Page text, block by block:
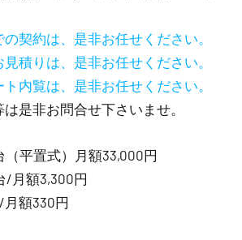
契約は、是非お任せください。
積りは、是非お任せください。
内覧は、是非お任せください。
是非お問合せ下さいませ。
置式）月額33,000円
月額3,300円
330円